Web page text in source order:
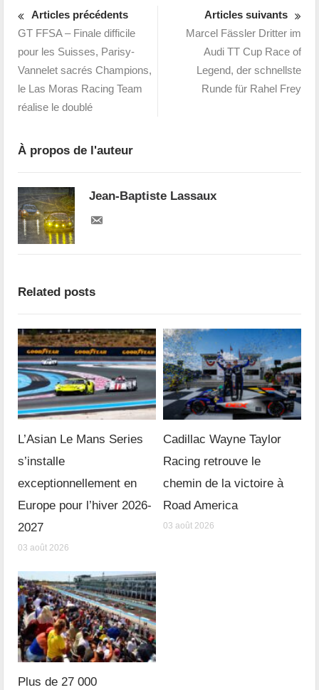
Articles précédents
GT FFSA – Finale difficile
pour les Suisses, Parisy-
Vannelet sacrés Champions,
le Las Moras Racing Team
réalise le doublé
Articles suivants
Marcel Fässler Dritter im
Audi TT Cup Race of
Legend, der schnellste
Runde für Rahel Frey
À propos de l'auteur
Jean-Baptiste Lassaux
Related posts
L’Asian Le Mans Series
s’installe
exceptionnellement en
Europe pour l’hiver 2026-
2027
03 août 2026
Cadillac Wayne Taylor
Racing retrouve le
chemin de la victoire à
Road America
03 août 2026
Plus de 27 000